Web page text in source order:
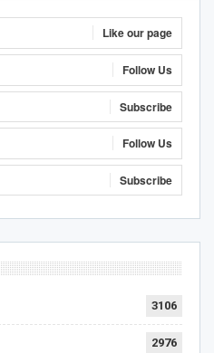
Like our page
Follow Us
Subscribe
Follow Us
Subscribe
3106
2976